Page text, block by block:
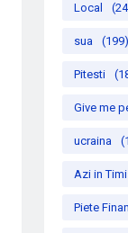
Local
sua (199)
Pitesti
Give me
ucraina
Azi in
Piete